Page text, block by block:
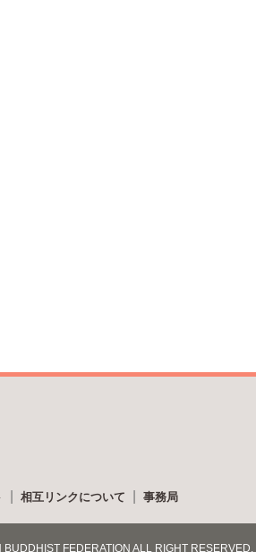
相互リンクについて 事務局
FEDERATION ALL RIGHT RESERVED.